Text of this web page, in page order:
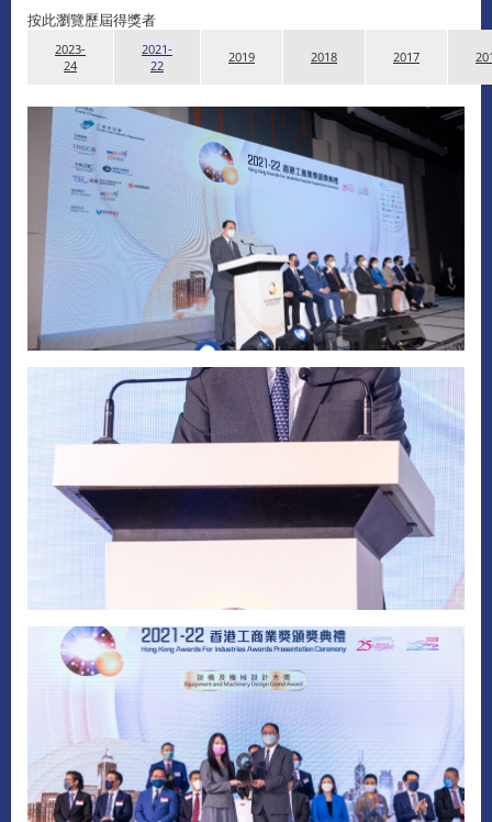
按此瀏覽歷屆得獎者
2023-
24
2021-
22
2019 2018 2017